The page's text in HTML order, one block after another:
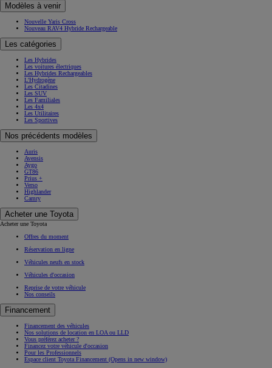
Modèles à venir
Nouvelle Yaris Cross
Nouveau RAV4 Hybride Rechargeable
Les catégories
Les Hybrides
Les voitures électriques
Les Hybrides Rechargeables
L'Hydrogène
Les Citadines
Les SUV
Les Familiales
Les 4x4
Les Utilitaires
Les Sportives
Nos précédents modèles
Auris
Avensis
Aygo
GT86
Prius +
Verso
Highlander
Camry
Acheter une Toyota
Acheter une Toyota
Offres du moment
Réservation en ligne
Véhicules neufs en stock
Véhicules d'occasion
Reprise de votre véhicule
Nos conseils
Financement
Financement des véhicules
Nos solutions de location en LOA ou LLD
Vous préférez acheter ?
Financez votre véhicule d'occasion
Pour les Professionnels
Espace client Toyota Financement (Opens in new window)